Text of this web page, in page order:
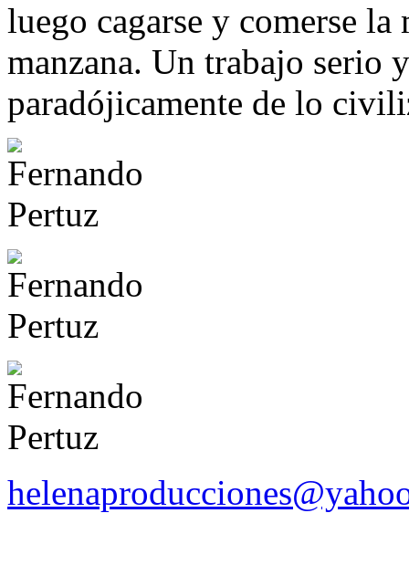
luego cagarse y comerse
manzana. Un trabajo serio
paradójicamente de lo